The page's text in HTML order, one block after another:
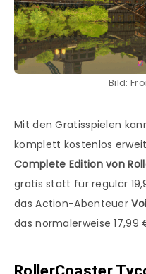
Bild:
Mit den Gratisspielen
komplett kostenlos
Complete Edition von
gratis statt für regulär
das Action-Abenteuer
das normalerweise 17,99